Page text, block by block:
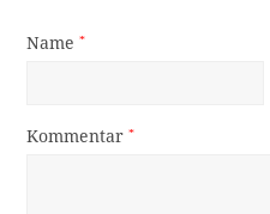
Name*
Kommentar*